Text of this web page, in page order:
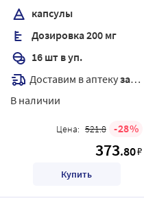
капсулы
Дозировка 200 мг
16 шт в уп.
Доставим в аптекузавтра
В наличии
Цена: 521.8 28
373.80₽
Купить